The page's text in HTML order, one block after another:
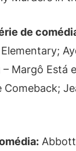
de
Margô Está
Comeback;